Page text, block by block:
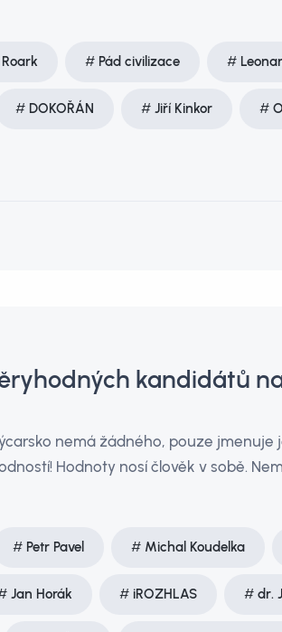
Pád civilizace
DOKOŘÁN Jiří Kinkor
kandidátů
nemá žádného, pouze jmenuje
Hodnoty nosí člověk v sobě.
Petr Pavel Michal Koudelka
Jan Horák iROZHLAS dr.